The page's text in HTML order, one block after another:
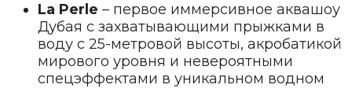
La Perle – первое иммерсивное аквашоу
Дубая с захватывающими прыжками в
воду с 25-метровой высоты, акробатикой
мирового уровня и невероятными
спецэффектами в уникальном водном